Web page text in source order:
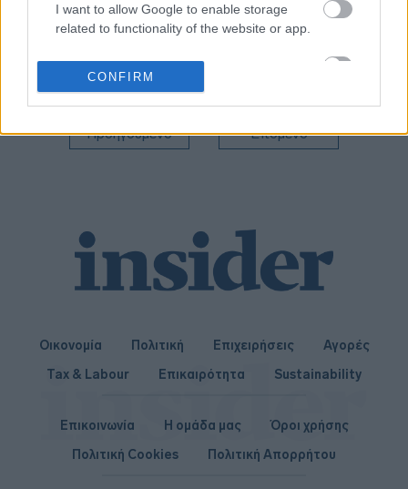
I want to allow Google to enable storage
related to functionality of the website or app.
I want to allow Google to enable storage
related to personalization.
related to security, including authentication
CONFIRM
Χρέη στην Εφορία:
Καρότο και μαστίγιο
Προηγούμενο Επόμενο
Οικονομία Πολιτική Επιχειρήσεις
Αγορές
Tax & Labour
Επικαιρότητα Sustainability
Επικοινωνία Η ομάδα μας
Όροι χρήσης
Πολιτική Cookies
Πολιτική Απορρήτου